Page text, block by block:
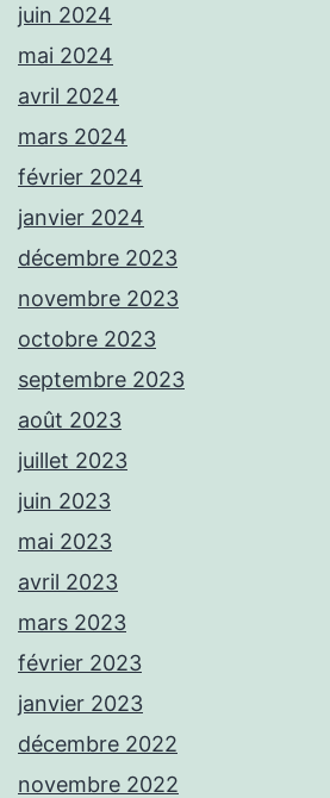
juin 2024
mai 2024
avril 2024
mars 2024
février 2024
janvier 2024
décembre 2023
novembre 2023
octobre 2023
septembre 2023
août 2023
juillet 2023
juin 2023
mai 2023
avril 2023
mars 2023
février 2023
janvier 2023
décembre 2022
novembre 2022